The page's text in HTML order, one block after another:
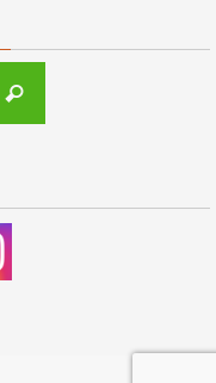
Recherche